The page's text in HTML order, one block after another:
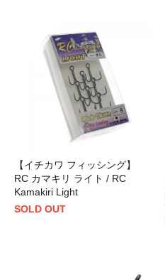
【イチカワ フィッシング】
RC カマキリ ライト / RC
Kamakiri Light
SOLD OUT